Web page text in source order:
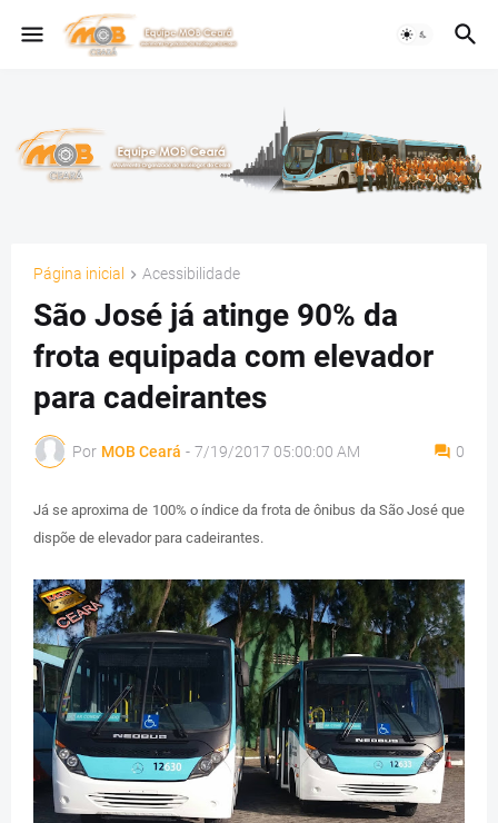
Página inicial Acessibilidade
São José já atinge 90% da
frota equipada com elevador
para cadeirantes
Por MOB Ceará - 7/19/2017 05:00:00 AM 0
Já se aproxima de 100% o índice da frota de ônibus da São José que
dispõe de elevador para cadeirantes.